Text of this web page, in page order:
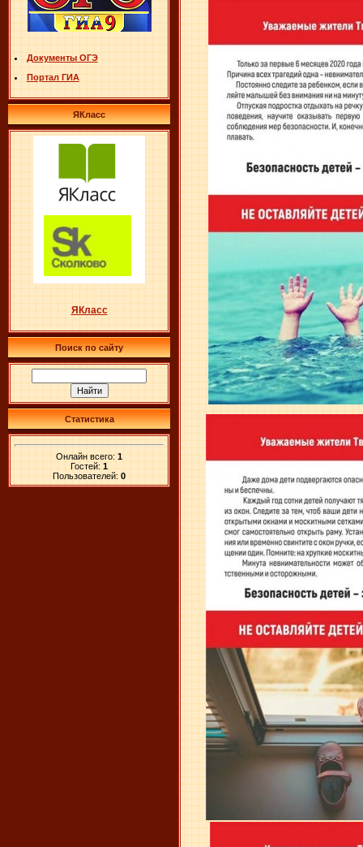
Документы ОГЭ
Портал ГИА
ЯКласс
ЯКласс
Поиск по сайту
Статистика
Онлайн всего: 1
Гостей: 1
Пользователей: 0